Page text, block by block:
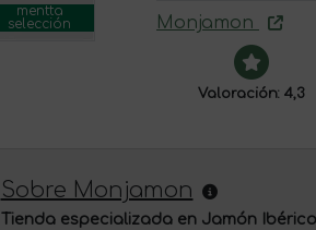
mentta
selección
Monjamon
Valoración: 4,3
Sobre Monjamon
Tienda especializada en Jamón